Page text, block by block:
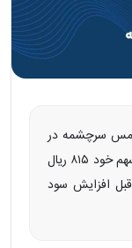
مس سرچشمه در
۱۲ ماهه منتهی به اسفند سال ۱۴۰۳ برای هر سهم خود ۸۱۵ ریال
افزایش سود